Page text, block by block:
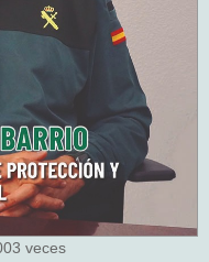
veces